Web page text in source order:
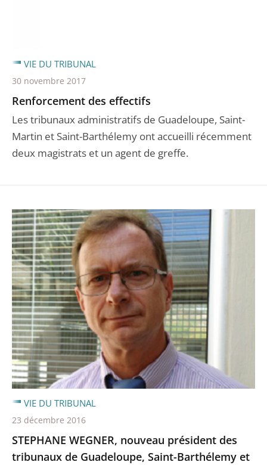
Renforcement des effectifs
Les tribunaux administratifs de Guadeloupe, Saint-
Martin et Saint-Barthélemy ont accueilli récemment
deux magistrats et un agent de greffe.
VIE DU TRIBUNAL
30 novembre 2017
STEPHANE WEGNER, nouveau président des
tribunaux de Guadeloupe, Saint-Barthélemy et
VIE DU TRIBUNAL
23 décembre 2016